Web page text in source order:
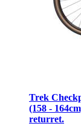
Trek
(158 -
returret.